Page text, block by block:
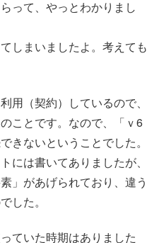
って、やっとわかりまし
しまいましたよ。考えても
用（契約）しているので、
ことです。なので、「ｖ6
きないということでした。
には書いてありましたが、
」があげられており、違う
した。
ていた時期はありました